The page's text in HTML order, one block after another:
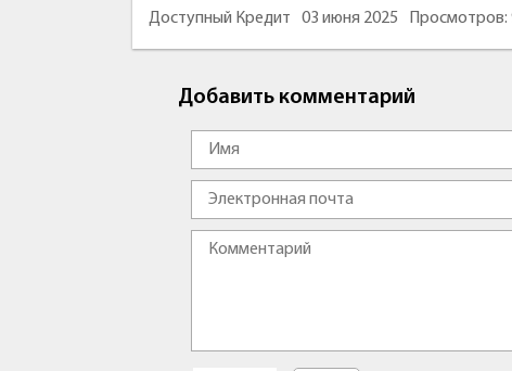
Доступный Кредит 03 июня 2025 Просмотров:
Добавить комментарий